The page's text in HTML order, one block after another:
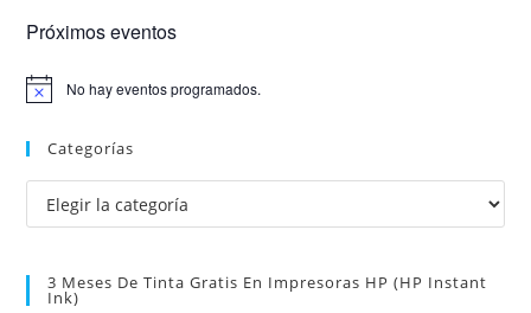
Próximos eventos
A
s
No hay eventos programados.
Categorías
Categorías
3 Meses De Tinta Gratis En Impresoras HP (HP Instant
Ink)